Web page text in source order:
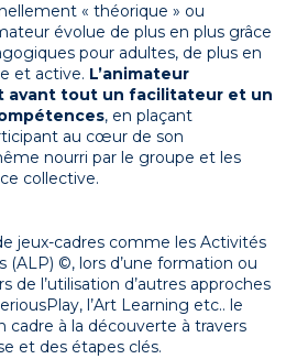
« théorique » ou
évolue de plus en plus grâce
pour adultes, de plus en
et active. L’animateur
avant tout un facilitateur et un
, en plaçant
au cœur de son
nourri par le groupe et les
collective.
jeux-cadres comme les Activités
(ALP) ©, lors d’une formation ou
de l’utilisation d’autres approches
l’Art Learning etc.. le
cadre à la découverte à travers
et des étapes clés.